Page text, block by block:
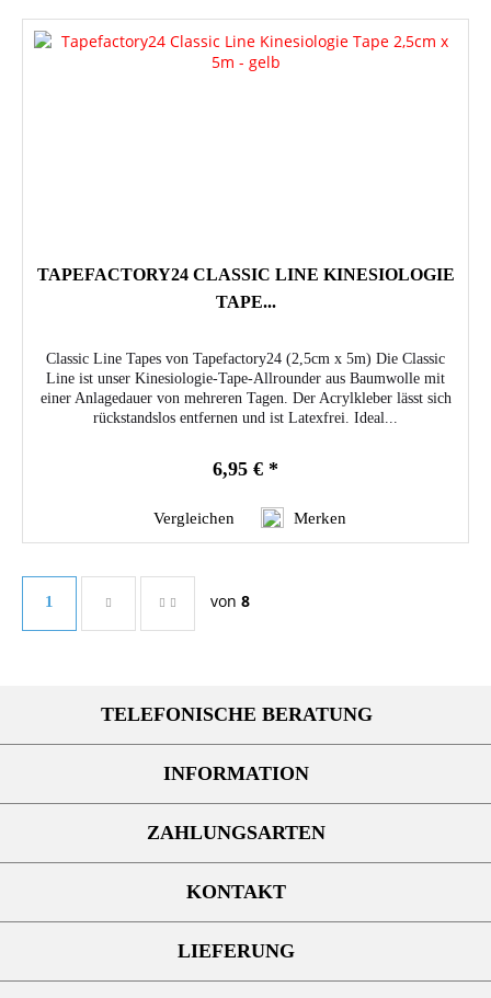
TAPEFACTORY24 CLASSIC LINE KINESIOLOGIE
TAPE...
Classic Line Tapes von Tapefactory24 (2,5cm x 5m) Die Classic
Line ist unser Kinesiologie-Tape-Allrounder aus Baumwolle mit
einer Anlagedauer von mehreren Tagen. Der Acrylkleber lässt sich
rückstandslos entfernen und ist Latexfrei. Ideal...
6,95 € *
Vergleichen Merken
1 von 8
TELEFONISCHE BERATUNG
INFORMATION
ZAHLUNGSARTEN
KONTAKT
LIEFERUNG